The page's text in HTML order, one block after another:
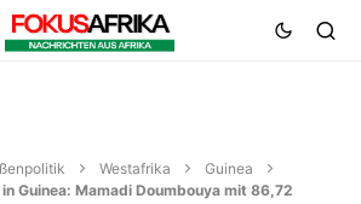
Westafrika
Guinea
Guinea: Mamadi Doumbouya mit 86,72